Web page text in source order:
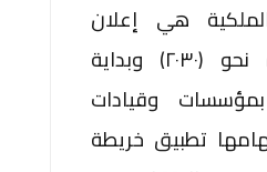
هي إعلان
انطلاق القاطرة نحو (٢٠٣٠) وبداية
بمؤسسات وقيادات
تطبيق خريطة